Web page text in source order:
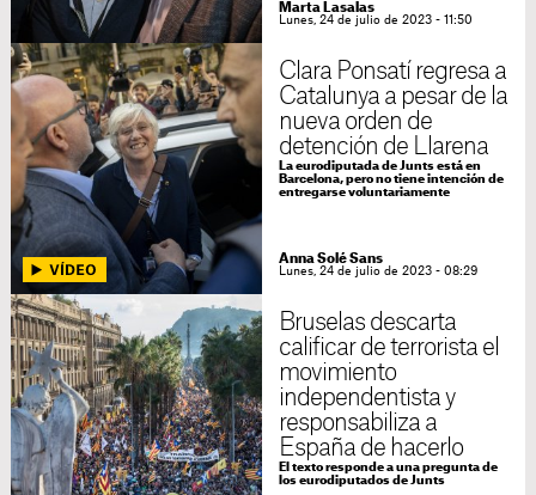
Marta Lasalas
Lunes, 24 de julio de 2023 - 11:50
Clara Ponsatí regresa a
Catalunya a pesar de la
nueva orden de
detención de Llarena
La eurodiputada de Junts está en
Barcelona, pero no tiene intención de
entregarse voluntariamente
Anna Solé Sans
Lunes, 24 de julio de 2023 - 08:29
Bruselas descarta
calificar de terrorista el
movimiento
independentista y
responsabiliza a
España de hacerlo
El texto responde a una pregunta de
los eurodiputados de Junts